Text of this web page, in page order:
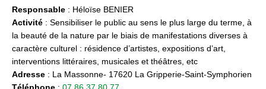
Responsable : Héloïse BENIER
Activité : Sensibiliser le public au sens le plus large du terme, à
la beauté de la nature par le biais de manifestations diverses à
caractère culturel : résidence d’artistes, expositions d’art,
interventions littéraires, musicales et théâtres, etc
Adresse : La Massonne- 17620 La Gripperie-Saint-Symphorien